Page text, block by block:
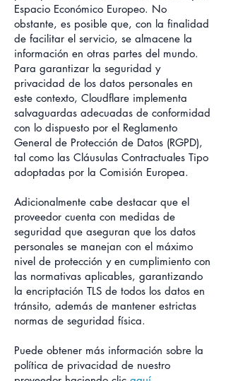
Espacio Económico Europeo. No
obstante, es posible que, con la finalidad
de facilitar el servicio, se almacene la
información en otras partes del mundo.
Para garantizar la seguridad y
privacidad de los datos personales en
este contexto, Cloudflare implementa
salvaguardas adecuadas de conformidad
con lo dispuesto por el Reglamento
General de Protección de Datos (RGPD),
tal como las Cláusulas Contractuales Tipo
adoptadas por la Comisión Europea.
Adicionalmente cabe destacar que el
proveedor cuenta con medidas de
seguridad que aseguran que los datos
personales se manejan con el máximo
nivel de protección y en cumplimiento con
las normativas aplicables, garantizando
la encriptación TLS de todos los datos en
tránsito, además de mantener estrictas
normas de seguridad física.
Puede obtener más información sobre la
política de privacidad de nuestro